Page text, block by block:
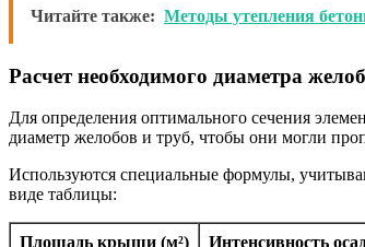
Читайте также: Методы утепления
Расчет необходимого диаметра
Для определения оптимального сечения
диаметр желобов и труб, чтобы они могли
Используются специальные формулы,
виде таблицы:
Площадь крыши (м²) Интенсивность